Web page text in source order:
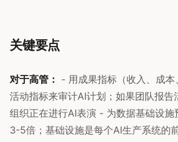
关键要点
对于高管： - 用成果指标（收入、成
活动指标来审计AI计划；如果团队报告
组织正在进行AI表演 - 为数据基础设施
3-5倍；基础设施是每个AI生产系统的